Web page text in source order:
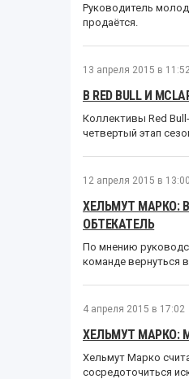
Руководитель
продаётся.
13 апреля 2015 в 11:52
В RED BULL И
Коллективы Red
четвертый этап
12 апреля 2015 в 13:00
ХЕЛЬМУТ МАРКО:
ОБТЕКАТЕЛЬ
По мнению
команде вернуться
4 апреля 2015 в 17:02
ХЕЛЬМУТ МАРКО:
Хельмут Марко
сосредоточиться